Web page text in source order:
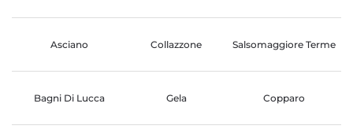
Asciano Collazzone Salsomaggiore Terme
Bagni Di Lucca Gela Copparo